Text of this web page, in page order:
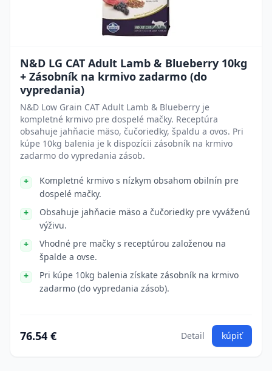
N&D LG CAT Adult Lamb & Blueberry 10kg
+ Zásobník na krmivo zadarmo (do
vypredania)
N&D Low Grain CAT Adult Lamb & Blueberry je
kompletné krmivo pre dospelé mačky. Receptúra
obsahuje jahňacie mäso, čučoriedky, špaldu a ovos. Pri
kúpe 10kg balenia je k dispozícii zásobník na krmivo
zadarmo do vypredania zásob.
Kompletné krmivo s nízkym obsahom obilnín pre
dospelé mačky.
Obsahuje jahňacie mäso a čučoriedky pre vyváženú
výživu.
Vhodné pre mačky s receptúrou založenou na
špalde a ovse.
Pri kúpe 10kg balenia získate zásobník na krmivo
zadarmo (do vypredania zásob).
76.54 € Detail kúpiť